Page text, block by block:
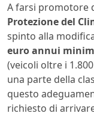
A farsi promotore
Protezione del
spinto alla
euro annui
(veicoli oltre i
una parte della
questo
richiesto di